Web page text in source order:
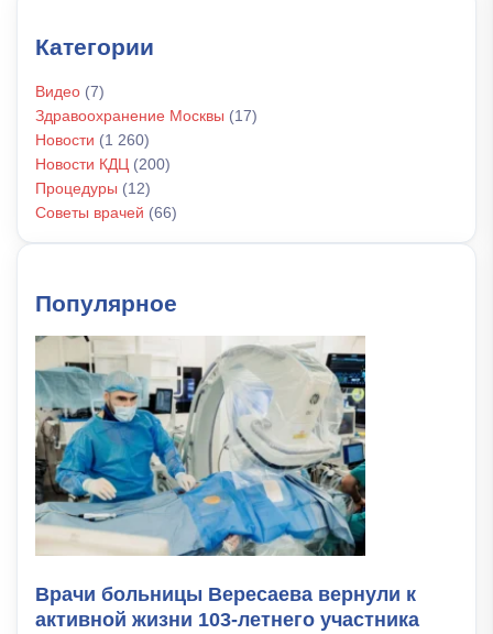
Категории
Видео (7)
Здравоохранение Москвы (17)
Новости (1 260)
Новости КДЦ (200)
Процедуры (12)
Советы врачей (66)
Популярное
Врачи больницы Вересаева вернули к
активной жизни 103-летнего участника